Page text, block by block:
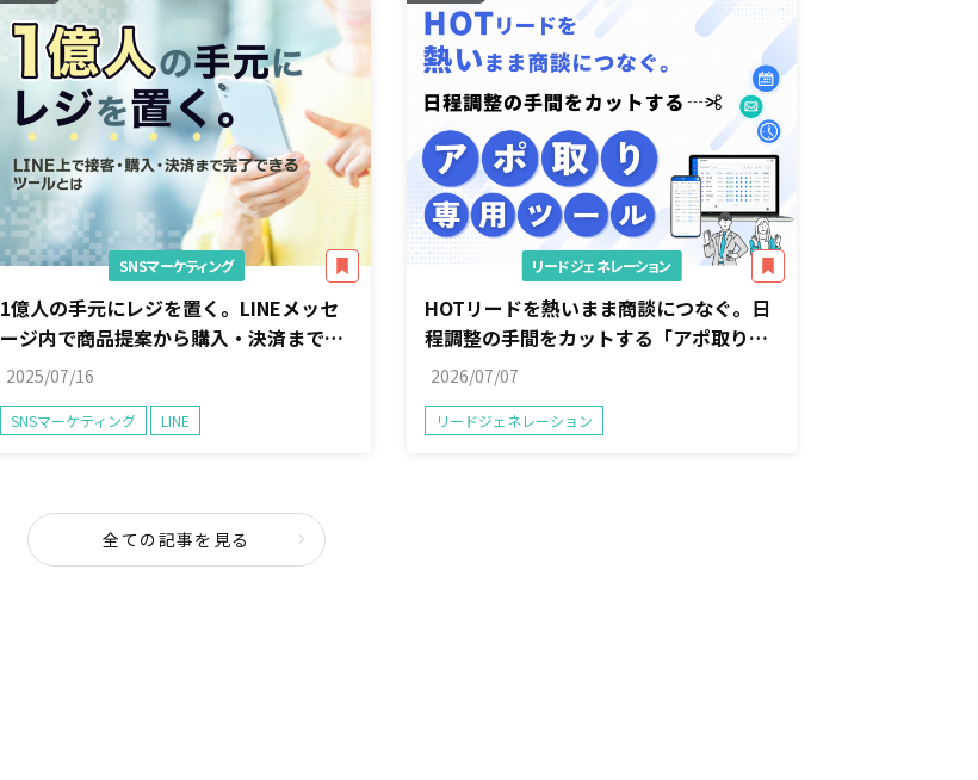
SNSマーケティング
1億人の手元にレジを置く。LINEメッセ
ージ内で商品提案から購入・決済まで完
了できるツールとは
2025/07/16
SNSマーケティング LINE
リードジェネレーション
HOTリードを熱いまま商談につなぐ。日
程調整の手間をカットする「アポ取り専
用」ツール
2026/07/07
リードジェネレーション
全ての記事を見る